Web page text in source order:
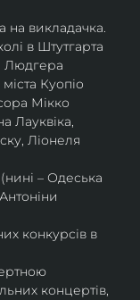
на викладачка.
в Штутгарта
Людгера
Куопіо
Мікко
Лауквіка,
Ліонеля
– Одеська
конкурсів в
концертів,